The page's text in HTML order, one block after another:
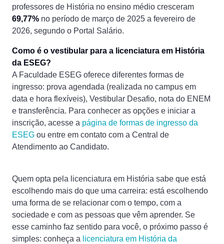
professores de História no ensino médio cresceram
69,77% no período de março de 2025 a fevereiro de
2026, segundo o Portal Salário.
Como é o vestibular para a licenciatura em História
da ESEG?
A Faculdade ESEG oferece diferentes formas de
ingresso: prova agendada (realizada no campus em
data e hora flexíveis), Vestibular Desafio, nota do ENEM
e transferência. Para conhecer as opções e iniciar a
inscrição, acesse a página de formas de ingresso da
ESEG ou entre em contato com a Central de
Atendimento ao Candidato.
Quem opta pela licenciatura em História sabe que está
escolhendo mais do que uma carreira: está escolhendo
uma forma de se relacionar com o tempo, com a
sociedade e com as pessoas que vêm aprender. Se
esse caminho faz sentido para você, o próximo passo é
simples: conheça a licenciatura em História da